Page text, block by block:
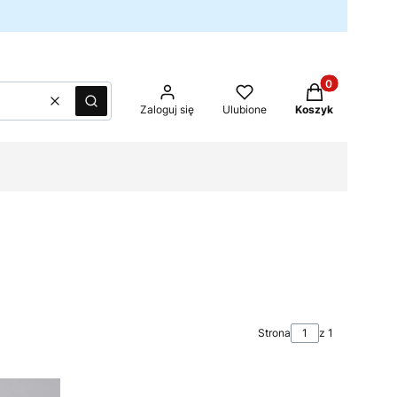
WyczyśćSzukaj Zaloguj się Ulubione
Produkty w
Koszyk
Strona z 1